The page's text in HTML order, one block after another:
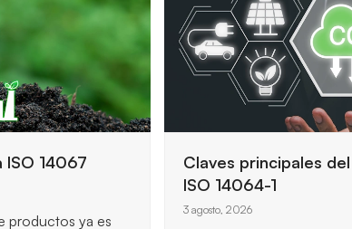
de
Cómo preparar una
informática en el
31 julio, 2026